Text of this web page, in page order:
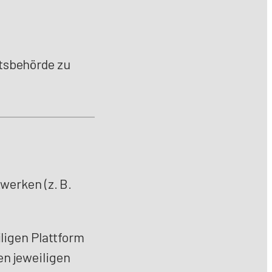
zu
(z. B.
Plattform
jeweiligen